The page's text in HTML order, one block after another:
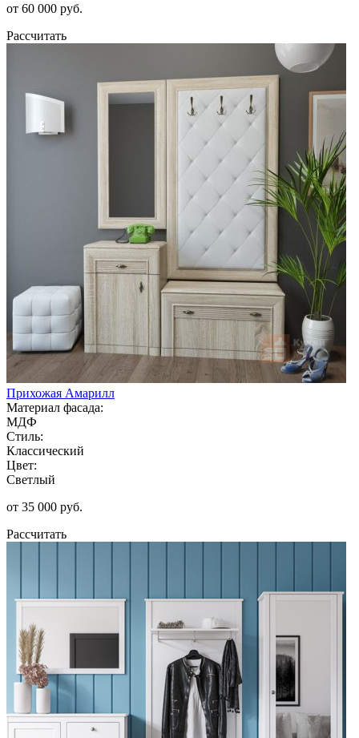
от 60 000 руб.
Рассчитать
Прихожая Амарилл
Материал фасада:
МДФ
Стиль:
Классический
Цвет:
Светлый
от 35 000 руб.
Рассчитать